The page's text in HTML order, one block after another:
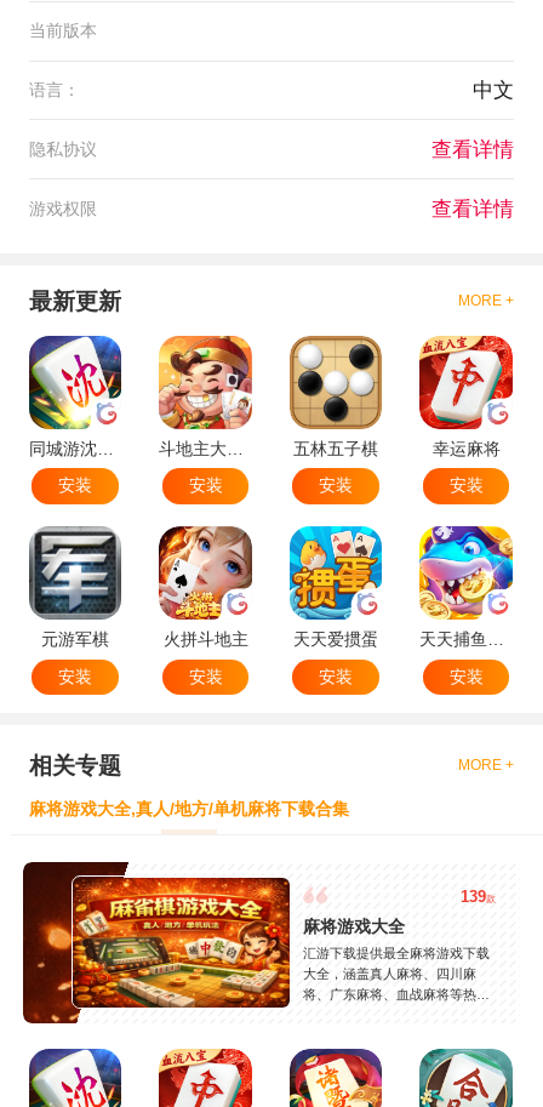
当前版本
语言： 中文
隐私协议 查看详情
游戏权限 查看详情
最新更新 MORE +
同城游沈阳麻将
安装
安装
五林五子棋
安装
幸运麻将
安装
元游军棋
安装
火拼斗地主
安装
天天爱掼蛋
安装
安装
相关专题 MORE +
麻将游戏大全,真人/地方/单机麻将下载合集
139款
麻将游戏大全
汇游下载提供最全麻将游戏下载
大全，涵盖真人麻将、四川麻
将、广东麻将、血战麻将等热门
富，安全稳定，持续更新。